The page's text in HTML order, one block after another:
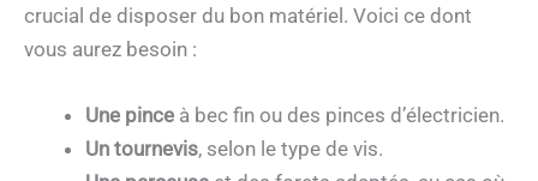
crucial de disposer du bon matériel. Voici ce dont
vous aurez besoin :
Une pince à bec fin ou des pinces d’électricien.
Un tournevis, selon le type de vis.